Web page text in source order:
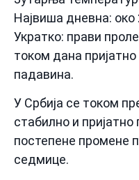
Највиша дневна: око
Укратко: прави
током дана
падавина.
У Србија се током
стабилно и
постепене промене
седмице.